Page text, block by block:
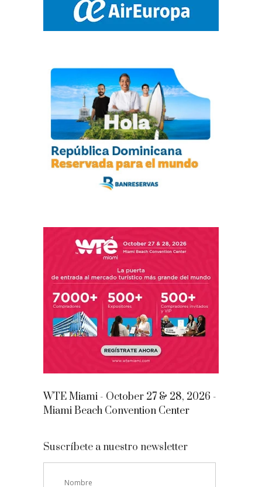
WTE Miami - October 27 & 28, 2026 -
Miami Beach Convention Center
Suscríbete a nuestro newsletter